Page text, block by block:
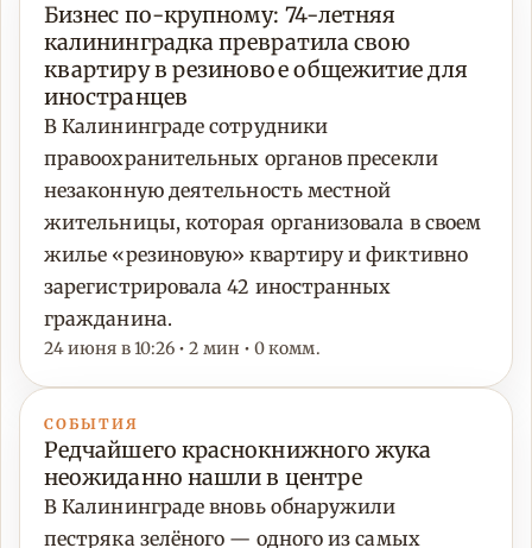
Бизнес по-крупному: 74-летняя
калининградка превратила свою
квартиру в резиновое общежитие для
иностранцев
В Калининграде сотрудники
правоохранительных органов пресекли
незаконную деятельность местной
жительницы, которая организовала в своем
жилье «резиновую» квартиру и фиктивно
зарегистрировала 42 иностранных
гражданина.
24 июня в 10:26 • 2 мин • 0 комм.
СОБЫТИЯ
Редчайшего краснокнижного жука
неожиданно нашли в центре
В Калининграде вновь обнаружили
пестряка зелёного — одного из самых